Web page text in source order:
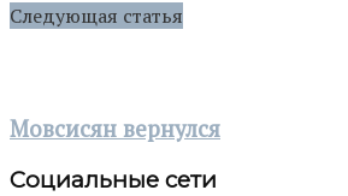
Следующая статья
Мовсисян вернулся
Социальные сети